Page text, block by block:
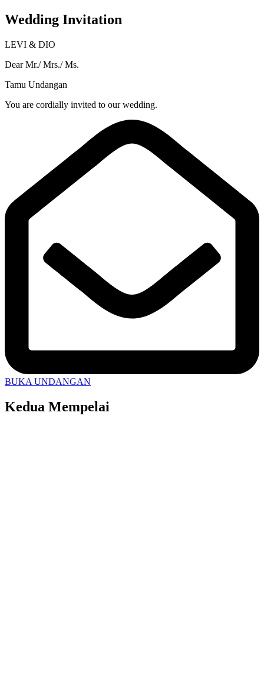
Wedding Invitation
LEVI & DIO
Dear Mr./ Mrs./ Ms.
Tamu Undangan
You are cordially invited to our wedding.
BUKA UNDANGAN
Kedua Mempelai